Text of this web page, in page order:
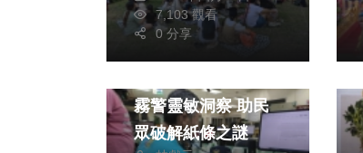
7,103 觀看
0 分享
霧警靈敏洞察 助民
眾破解紙條之謎